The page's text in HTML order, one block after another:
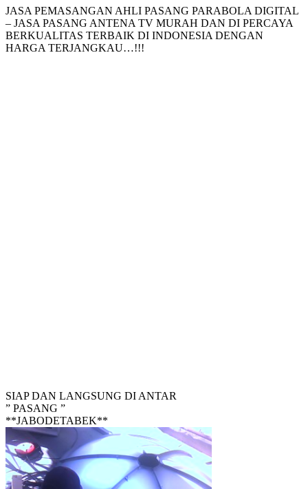
JASA PEMASANGAN AHLI PASANG PARABOLA DIGITAL
– JASA PASANG ANTENA TV MURAH DAN DI PERCAYA
BERKUALITAS TERBAIK DI INDONESIA DENGAN
HARGA TERJANGKAU…!!!
SIAP DAN LANGSUNG DI ANTAR
” PASANG ”
**JABODETABEK**